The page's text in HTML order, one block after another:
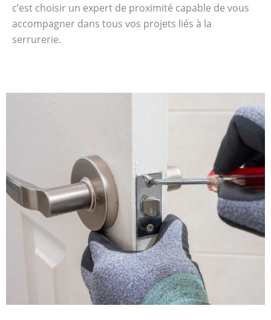
c’est choisir un expert de proximité capable de vous
accompagner dans tous vos projets liés à la
serrurerie.